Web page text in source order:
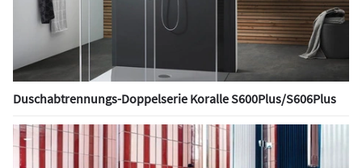
Duschabtrennungs-Doppelserie Koralle S600Plus/S606Plus